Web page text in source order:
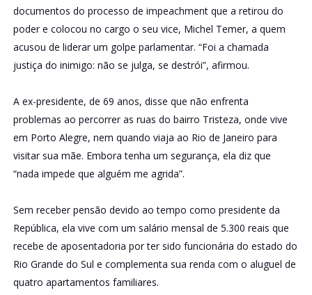
documentos do processo de impeachment que a retirou do
poder e colocou no cargo o seu vice, Michel Temer, a quem
acusou de liderar um golpe parlamentar. “Foi a chamada
justiça do inimigo: não se julga, se destrói”, afirmou.
A ex-presidente, de 69 anos, disse que não enfrenta
problemas ao percorrer as ruas do bairro Tristeza, onde vive
em Porto Alegre, nem quando viaja ao Rio de Janeiro para
visitar sua mãe. Embora tenha um segurança, ela diz que
“nada impede que alguém me agrida”.
Sem receber pensão devido ao tempo como presidente da
República, ela vive com um salário mensal de 5.300 reais que
recebe de aposentadoria por ter sido funcionária do estado do
Rio Grande do Sul e complementa sua renda com o aluguel de
quatro apartamentos familiares.